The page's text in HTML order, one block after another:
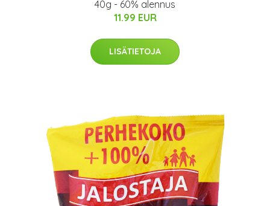
40g - 60% alennus
11.99 EUR
LISÄTIETOJA